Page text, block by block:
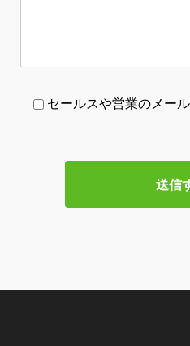
セールスや営業のメー